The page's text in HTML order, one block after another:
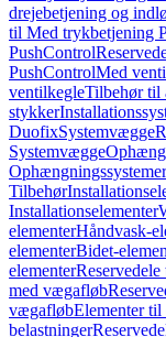
drejebetjening og
til Med trykbetjening
PushControl
PushControlMed
ventilkegleTilbehør til
stykker
DuofixSystemvægge
Systemvægge
Ophængningssystemer
Tilbehør
Installationselementer
elementerHåndvask-
elementerBidet-
elementer
med vægafløb
vægafløbElementer til
belastninger